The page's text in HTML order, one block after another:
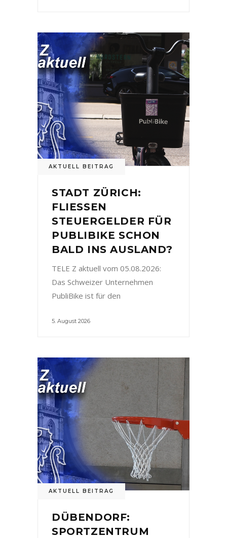
AKTUELL BEITRAG
STADT ZÜRICH:
FLIESSEN
STEUERGELDER FÜR
PUBLIBIKE SCHON
BALD INS AUSLAND?
TELE Z aktuell vom 05.08.2026:
Das Schweizer Unternehmen
PubliBike ist für den
5. August 2026
AKTUELL BEITRAG
DÜBENDORF:
SPORTZENTRUM